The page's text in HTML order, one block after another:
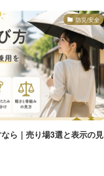
防災/安全
ら｜売り場3選と表示の見